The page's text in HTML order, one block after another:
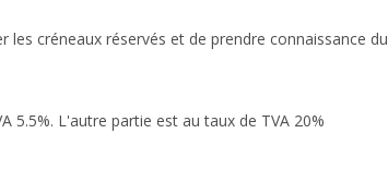
les créneaux réservés et de prendre connaissance du
5.5%. L'autre partie est au taux de TVA 20%